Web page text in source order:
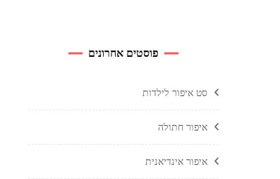
פוסטים אחרונים
סט איפור לילדות
איפור חתולה
איפור אינדיאנית